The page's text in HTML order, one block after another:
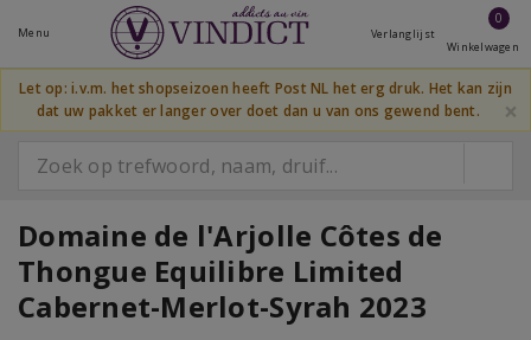
Menu Verlanglijst
0
Winkelwagen
Let op: i.v.m. het shopseizoen heeft Post NL het erg druk. Het kan zijn
dat uw pakket er langer over doet dan u van ons gewend bent.
×
Domaine de l'Arjolle Côtes de
Thongue Equilibre Limited
Cabernet-Merlot-Syrah 2023